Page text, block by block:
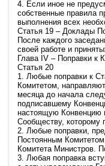
4. Если иное не
собственные правила
выполнения всех
Статья 19 – Доклады
После каждого
своей работе и
Глава IV – Поправки к
Статья 20
1. Любые поправки к
Комитетом,
месяца до начала
подписавшему
настоящую Конвенцию
Сообществу, которому
2. Любые поправки,
Постоянным
Комитета Министров.
3. Любая поправка